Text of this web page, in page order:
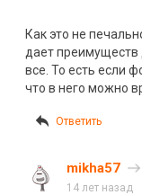
Как это не
дает
все. То есть если
что в него можно
Ответить
mikha57
14 лет назад